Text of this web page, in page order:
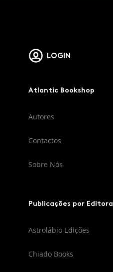
LOGIN
Atlantic Bookshop
Autores
Contactos
Sobre Nós
Publicações por Editora
Astrolábio Edições
Chiado Books